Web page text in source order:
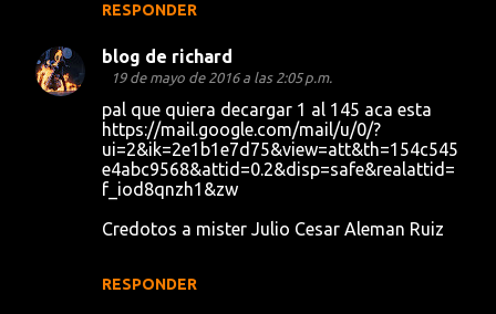
RESPONDER
blog de richard
19 de mayo de 2016 a las 2:05 p.m.
pal que quiera decargar 1 al 145 aca esta
https://mail.google.com/mail/u/0/?
ui=2&ik=2e1b1e7d75&view=att&th=154c545
e4abc9568&attid=0.2&disp=safe&realattid=
f_iod8qnzh1&zw
Credotos a mister Julio Cesar Aleman Ruiz
RESPONDER